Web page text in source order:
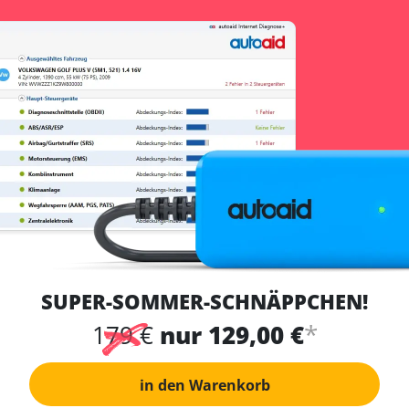
SUPER-SOMMER-SCHNÄPPCHEN!
179 € nur 129,00 €*
in den Warenkorb